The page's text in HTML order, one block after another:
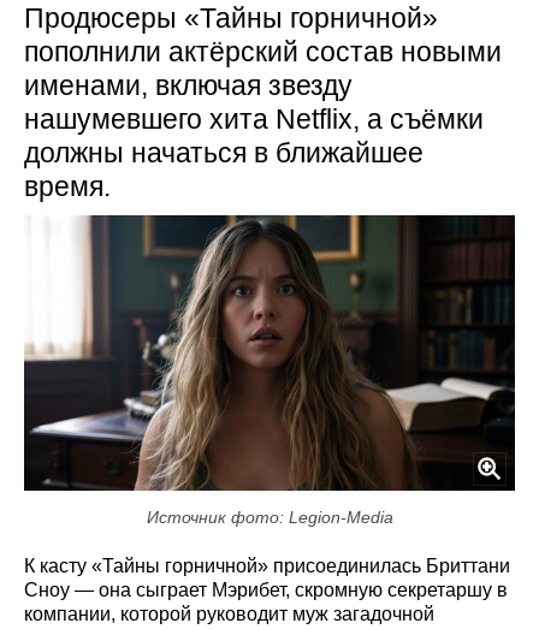
Продюсеры «Тайны горничной»
пополнили актёрский состав новыми
именами, включая звезду
нашумевшего хита Netflix, а съёмки
должны начаться в ближайшее
время.
Источник фото: Legion-Media
К касту «Тайны горничной» присоединилась Бриттани
Сноу — она сыграет Мэрибет, скромную секретаршу в
компании, которой руководит муж загадочной